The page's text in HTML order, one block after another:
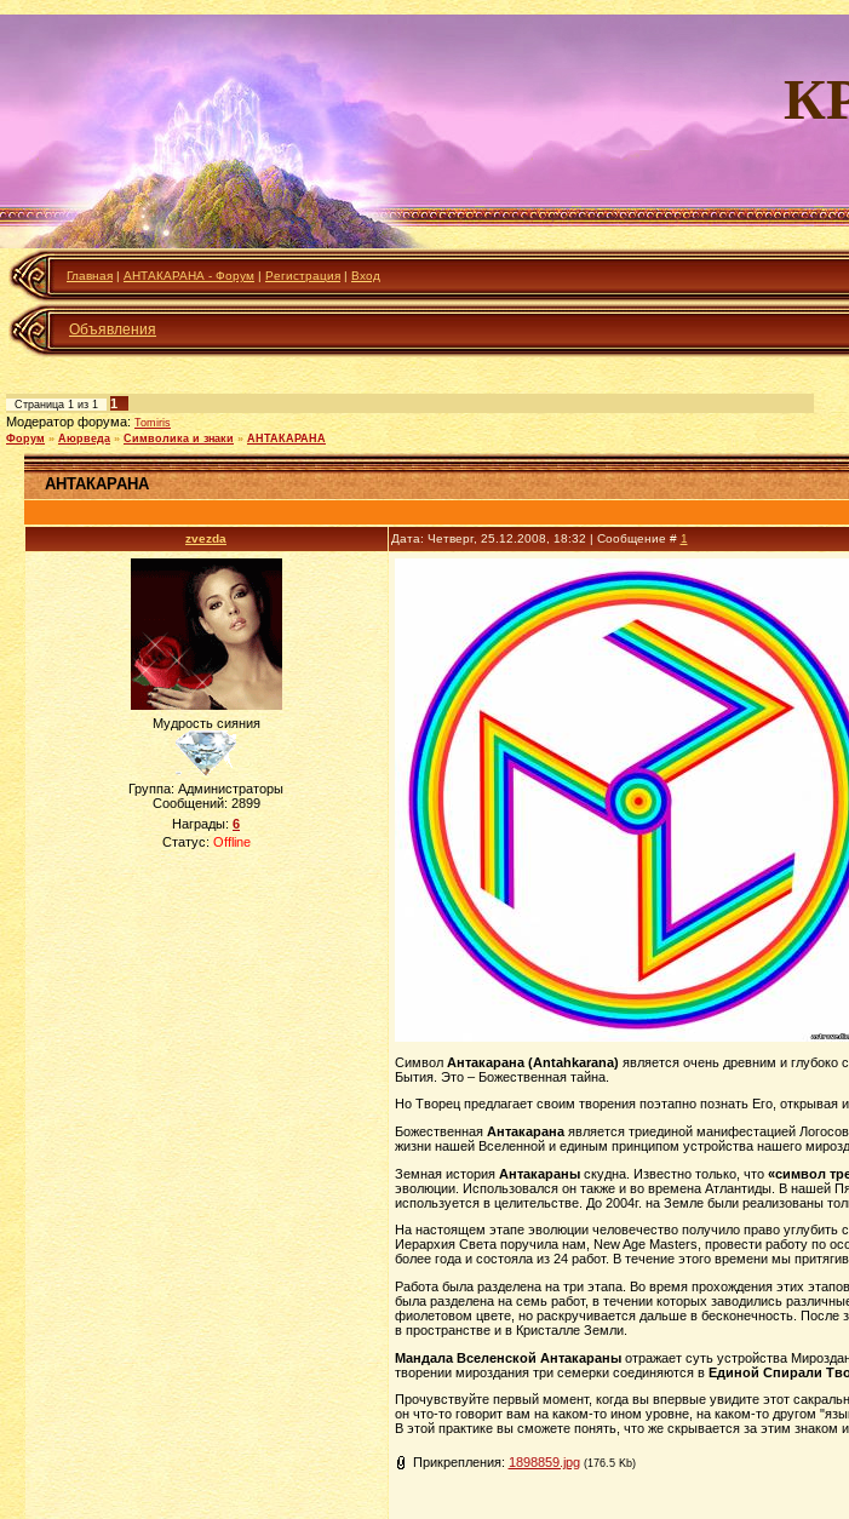
Главная | АНТАКАРАНА - Форум | Регистрация | Вход
Объявления
Страница 1 из 1
1
Модератор форума:Tomiris
Форум » Аюрведа » Символика и знаки » АНТАКАРАНА
АНТАКАРАНА
zvezda Дата: Четверг, 25.12.2008, 18:32 | Сообщение # 1
Мудрость сияния
Группа: Администраторы
Сообщений: 2899
Награды: 6
Статус:Offline
Символ Антакарана (Antahkarana) является очень древним и глубоко
Бытия. Это – Божественная тайна.
Но Творец предлагает своим творения поэтапно познать Его,
Божественная Антакаранаявляется триединой манифестацией
жизни нашей Вселенной и единым принципом устройства нашего
Земная история Антакараныскудна. Известно только, что «символ
эволюции. Использовался он также и во времена Атлантиды. В нашей
используется в целительстве. До 2004г. на Земле были реализованы
На настоящем этапе эволюции человечество получило право
Иерархия Света поручила нам, New Age Masters, провести работу по
более года и состояла из 24 работ. В течение этого времени мы
Работа была разделена на три этапа. Во время прохождения этих
была разделена на семь работ, в течении которых заводились
фиолетовом цвете, но раскручивается дальше в бесконечность. После
в пространстве и в Кристалле Земли.
Мандала Вселенской Антакараныотражает суть устройства
творении мироздания три семерки соединяются вЕдиной Спирали
Прочувствуйте первый момент, когда вы впервые увидите этот
он что-то говорит вам на каком-то ином уровне, на каком-то другом
В этой практике вы сможете понять, что же скрывается за этим знаком
Прикрепления: 1898859.jpg (176.5 Kb)